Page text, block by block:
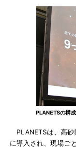
PLANETSの構
PLANETSは、高砂
に導入され、現場ご